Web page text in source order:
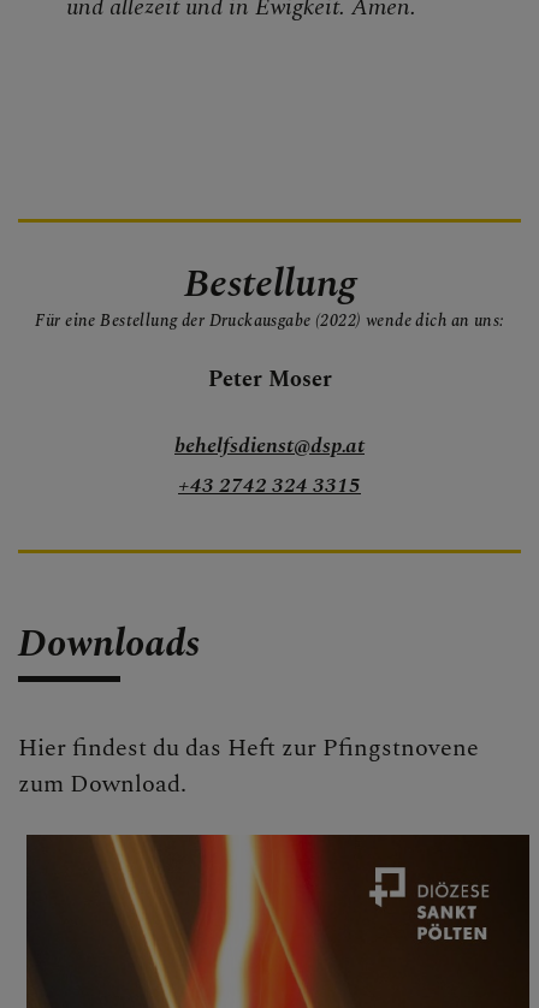
und allezeit und in Ewigkeit. Amen.
Bestellung
Für eine Bestellung der Druckausgabe (2022) wende dich an uns:
Peter Moser
behelfsdienst@dsp.at
+43 2742 324 3315
Downloads
Hier findest du das Heft zur Pfingstnovene
zum Download.